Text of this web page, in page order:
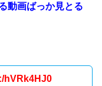
動画ばっか見とる
hVRk4HJ0